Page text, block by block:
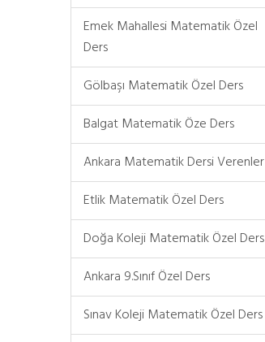
Emek Mahallesi Matematik Özel
Ders
Gölbaşı Matematik Özel Ders
Balgat Matematik Öze Ders
Ankara Matematik Dersi Verenler
Etlik Matematik Özel Ders
Doğa Koleji Matematik Özel Ders
Ankara 9.Sınıf Özel Ders
Sınav Koleji Matematik Özel Ders